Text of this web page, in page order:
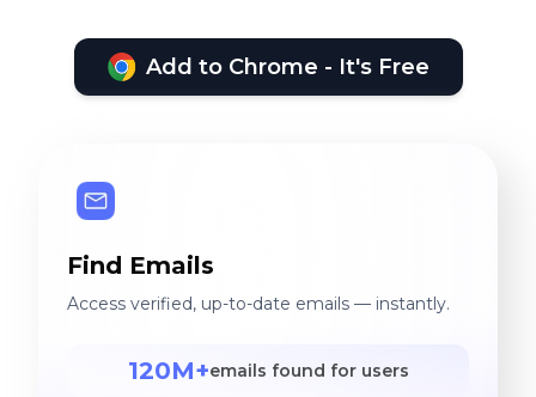
Add to Chrome - It's Free
Find Emails
Access verified, up-to-date emails — instantly.
120M+emails found for users